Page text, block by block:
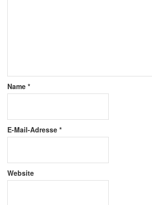
Name *
E-Mail-Adresse *
Website